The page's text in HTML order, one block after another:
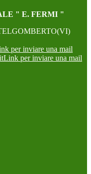
" E. FERMI "
per inviare una mail
Link per inviare una mail